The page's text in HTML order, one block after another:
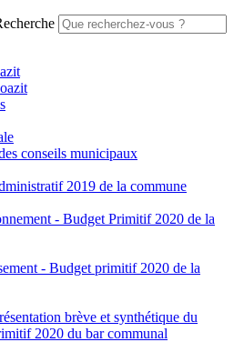
conseils municipaux
2019 de la commune
- Budget Primitif 2020 de la
- Budget primitif 2020 de la
brève et synthétique du
2020 du bar communal